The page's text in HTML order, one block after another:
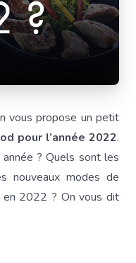
vous propose un petit
pour l’année 2022.
? Quels sont les
nouveaux modes de
en 2022 ? On vous dit